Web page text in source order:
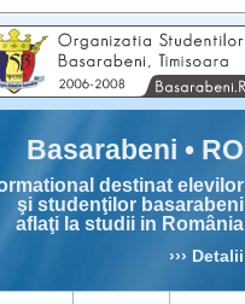
Basarabeni • RO
destinat elevilor
şi studenţilor basarabeni
aflaţi la studii in România
››› Detalii